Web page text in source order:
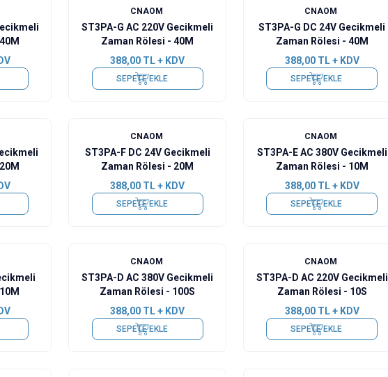
CNAOM
ST3PA-G AC 220V Gecikmeli
Zaman Rölesi - 40M
388,00 TL + KDV
SEPETE EKLE
CNAOM
ST3PA-G DC 24V Gecikmeli
Zaman Rölesi - 40M
388,00TL + KDV
SEPETE EKLE
CNAOM
ST3PA-F DC 24V Gecikmeli
Zaman Rölesi - 20M
388,00 TL + KDV
SEPETE EKLE
CNAOM
ST3PA-E AC 380V Gecikmeli
Zaman Rölesi - 10M
388,00TL + KDV
SEPETE EKLE
CNAOM
ST3PA-D AC 380V Gecikmeli
Zaman Rölesi - 100S
388,00 TL + KDV
SEPETE EKLE
CNAOM
ST3PA-D AC 220V Gecikmeli
Zaman Rölesi - 10S
388,00TL + KDV
SEPETE EKLE